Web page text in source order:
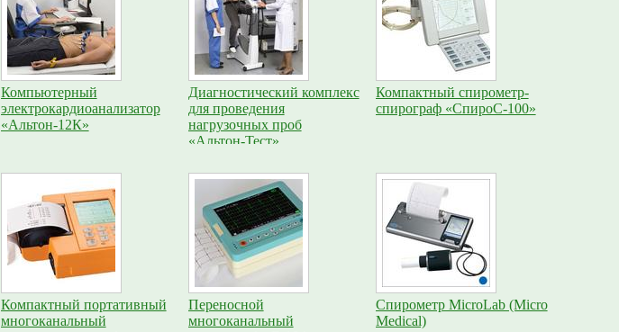
Компьютерный
электрокардиоанализатор
«Альтон-12К»
Диагностический комплекс
для проведения
нагрузочных проб
«Альтон-Тест»
Компактный спирометр-
спирограф «СпироС-100»
Компактный портативный
многоканальный
Переносной
многоканальный
Спирометр MicroLab (Micro
Medical)